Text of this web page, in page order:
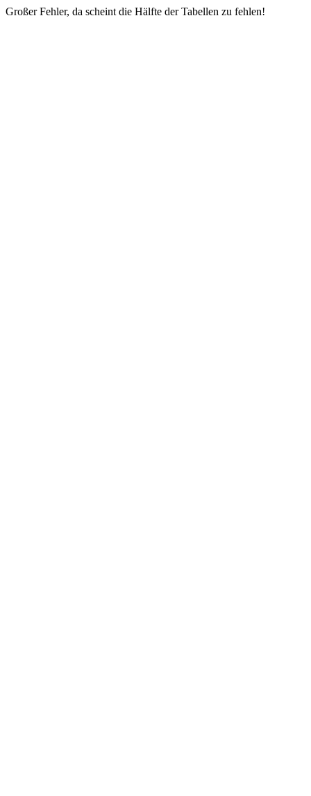
Großer Fehler, da scheint die Hälfte der Tabellen zu fehlen!